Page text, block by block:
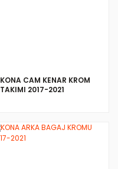
KONA CAM KENAR KROM
TAKIMI 2017-2021